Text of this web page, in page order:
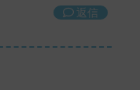
返信